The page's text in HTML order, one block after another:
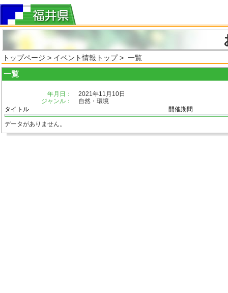
トップページ > イベント情報トップ> 一覧
一覧
年月日：
2021年11月10日
ジャンル：
自然・環境
タイトル
開催期間
データがありません。